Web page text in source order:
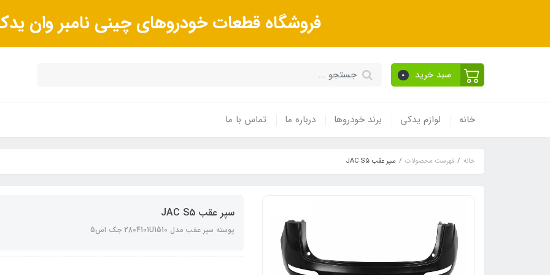
فروشگاه قطعات خودروهای چینی نامبر وان
سبد خرید 0
خانه لوازم یدکی برند خودروها درباره ما تماس با ما
خانه فهرست محصولات سپر عقب JAC S5
سپر عقب JAC S5
پوسته سپر عقب مدل 2804101U1510 جک اس5